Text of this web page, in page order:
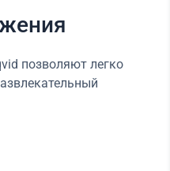
позволяют легко